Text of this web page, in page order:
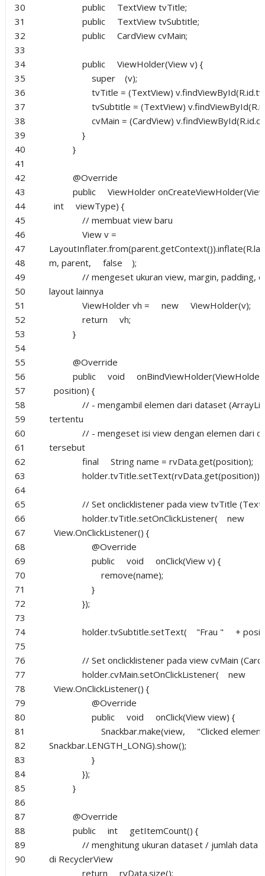
30
31
32
33
34
35
36
37
38
39
40
41
42
43
44
45
46
47
48
49
50
51
52
53
54
55
56
57
58
59
60
61
62
63
64
65
66
67
68
69
70
71
72
73
74
75
76
77
78
79
80
81
82
83
84
85
86
87
88
89
90
public
TextView tvTitle;
public
TextView tvSubtitle;
public
CardView cvMain;
public
ViewHolder(View v) {
super
(v);
tvTitle = (TextView)
tvSubtitle = (TextView)
cvMain = (CardView)
}
}
@Override
public
ViewHolder
int
viewType) {
// membuat view baru
View v =
m, parent,
false
);
// mengeset ukuran view, margin, padding,
layout lainnya
ViewHolder vh =
new
ViewHolder(v);
return
vh;
}
@Override
public
void
position) {
// - mengambil elemen dari dataset
tertentu
// - mengeset isi view dengan elemen dari
tersebut
final
String name = rvData.get(position);
holder.tvTitle.setText(rvData.get(position));
// Set onclicklistener pada view tvTitle
holder.tvTitle.setOnClickListener(
new
View.OnClickListener() {
@Override
public
void
onClick(View v) {
remove(name);
}
});
holder.tvSubtitle.setText( "Frau " +
// Set onclicklistener pada view cvMain
holder.cvMain.setOnClickListener(
new
View.OnClickListener() {
@Override
public
void
onClick(View view) {
Snackbar.make(view,
"Clicked
Snackbar.LENGTH_LONG).show();
}
});
}
@Override
public
int
getItemCount() {
// menghitung ukuran dataset / jumlah data
di RecyclerView
return
rvData.size();